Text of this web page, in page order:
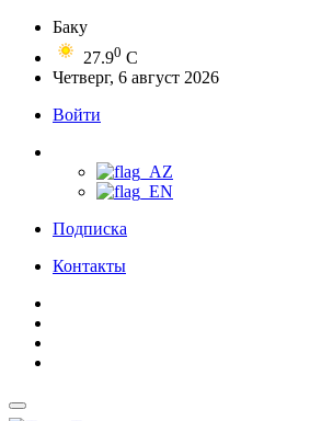
Баку
27.90 C
Четверг, 6 август 2026
Войти
Подписка
Контакты